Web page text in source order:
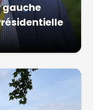
gauche